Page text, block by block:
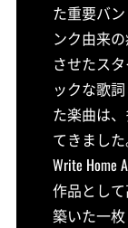
た重要バ
ンク由来
させたス
ックな歌
た楽曲は
てきました
Write
作品とし
築いた一枚